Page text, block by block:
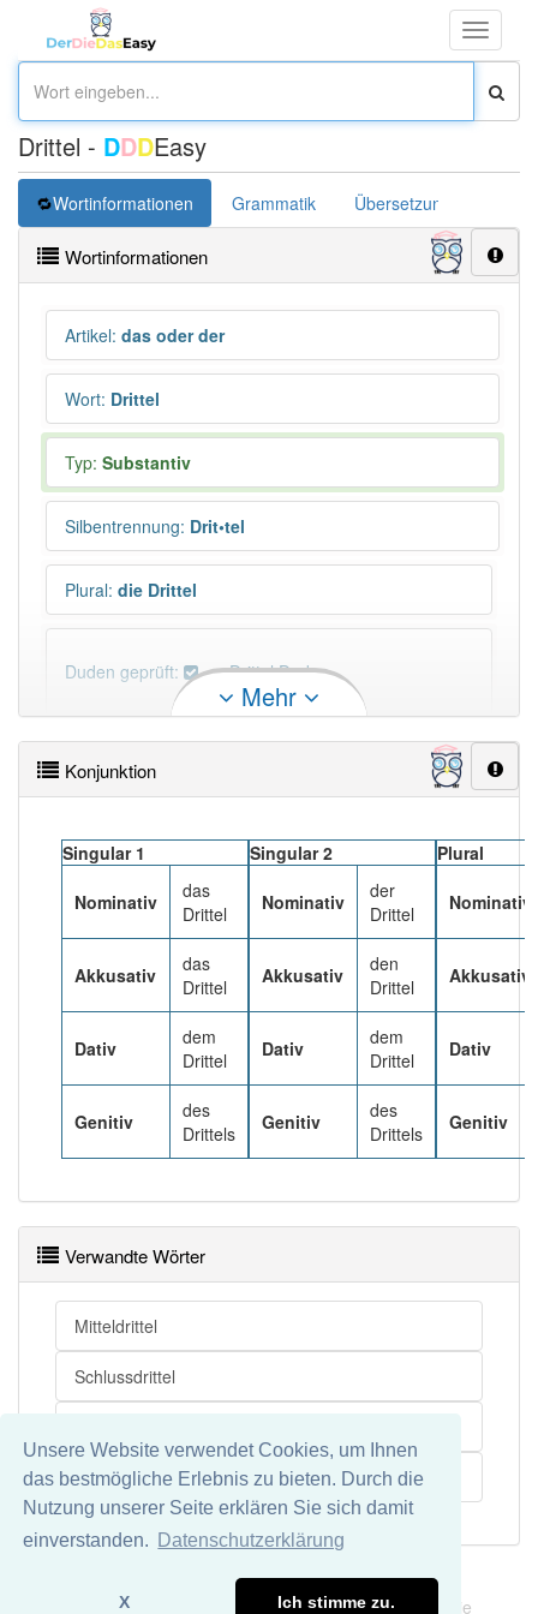
Unsere Website verwendet Cookies, um Ihnen
das bestmögliche Erlebnis zu bieten. Durch die
Nutzung unserer Seite erklären Sie sich damit
einverstanden.
Datenschutzerklärung
X Ich stimme zu.
Toggle
Drittel - DDDEasy
Wortinformationen Grammatik Übersetzung
Wortinformationen
Artikel: das oder der
Wort: Drittel
Typ: Substantiv
Silbentrennung: Drit•tel
Plural: die Drittel
Duden geprüft: Drittel Duden
PowerIndex:16
Häufigkeit: 6 von 10
Wörter mit Endung-drittel
Wörter mit Endung-drittel
aber mit einem anderen
Artikeldas: 0
82% unserer Spielapp-Nutzer haben den Artikel
Mehr
Konjunktion
Singular 1
Nominativ
das
Drittel
Akkusativ
das
Drittel
Dativ
dem
Drittel
Genitiv
des
Drittels
Singular 2
Nominativ
der
Drittel
Akkusativ
den
Drittel
Dativ
dem
Drittel
Genitiv
des
Drittels
Plural
Nominativ
Akkusativ
Dativ
Genitiv
Verwandte Wörter
Mitteldrittel
Schlussdrittel
Angriffsdrittel
Datenschutz
Wir übernehmen keine Garantie und keine Haftung für die